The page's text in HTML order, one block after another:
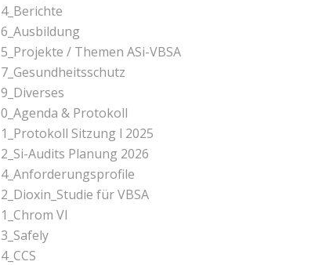
4_Berichte
6_Ausbildung
5_Projekte / Themen ASi-VBSA
7_Gesundheitsschutz
9_Diverses
0_Agenda & Protokoll
1_Protokoll Sitzung l 2025
2_Si-Audits Planung 2026
4_Anforderungsprofile
2_Dioxin_Studie für VBSA
1_Chrom Vl
3_Safely
4_CCS